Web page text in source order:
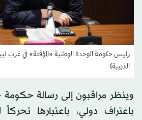
رئيس حكومة الوحدة الوطنية «المؤقتة» في غرب
الدبيبة)
وينظر مراقبون إلى رسالة
باعتراف دولي، باعتبارها